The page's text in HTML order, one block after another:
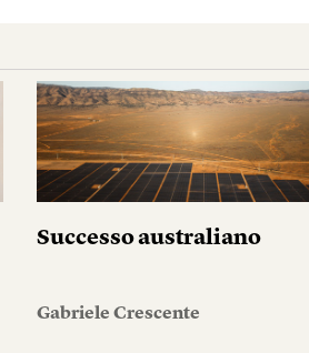
Successo australiano
Gabriele Crescente